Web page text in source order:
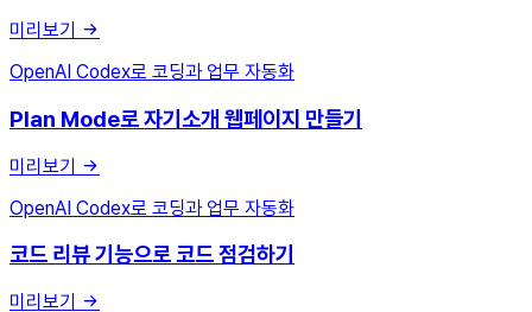
미리보기
OpenAI Codex로 코딩과 업무 자동화
Plan Mode로 자기소개 웹페이지 만들기
미리보기
OpenAI Codex로 코딩과 업무 자동화
코드 리뷰 기능으로 코드 점검하기
미리보기